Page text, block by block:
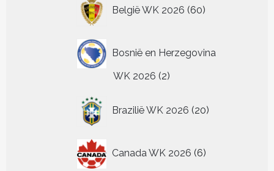
België WK 2026 60
producten
Bosnië en Herzegovina
WK 2026 22
Brazilië WK 2026 20
producten
Canada WK 2026 6
producten